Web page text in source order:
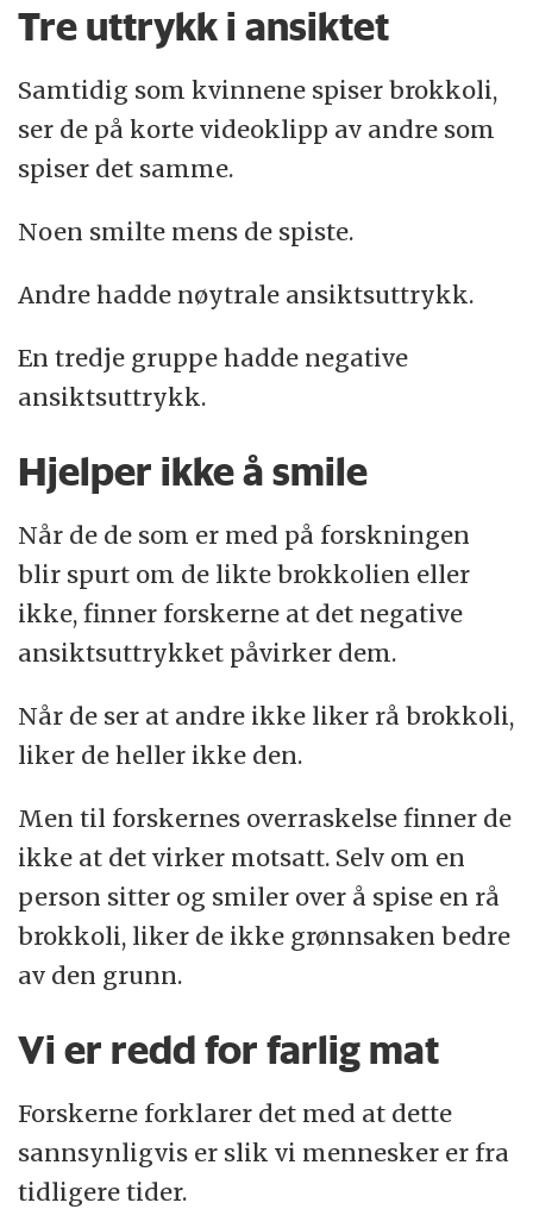
Tre uttrykk i ansiktet
Samtidig som kvinnene spiser brokkoli,
ser de på korte videoklipp av andre som
spiser det samme.
Noen smilte mens de spiste.
Andre hadde nøytrale ansiktsuttrykk.
En tredje gruppe hadde negative
ansiktsuttrykk.
Hjelper ikke å smile
Når de de som er med på forskningen
blir spurt om de likte brokkolien eller
ikke, finner forskerne at det negative
ansiktsuttrykket påvirker dem.
Når de ser at andre ikke liker rå brokkoli,
liker de heller ikke den.
Men til forskernes overraskelse finner de
ikke at det virker motsatt. Selv om en
person sitter og smiler over å spise en rå
brokkoli, liker de ikke grønnsaken bedre
av den grunn.
Vi er redd for farlig mat
Forskerne forklarer det med at dette
sannsynligvis er slik vi mennesker er fra
tidligere tider.